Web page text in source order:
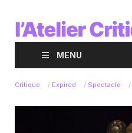
MENU
Critique / Expired / Spectacle /